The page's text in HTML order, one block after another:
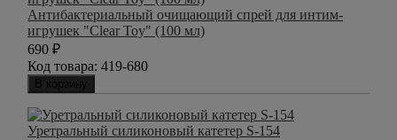
Антибактериальный очищающий спрей для интим-
игрушек "Clear Toy" (100 мл)
690 ₽
Код товара: 419-680
В корзину
Уретральный силиконовый катетер S-154